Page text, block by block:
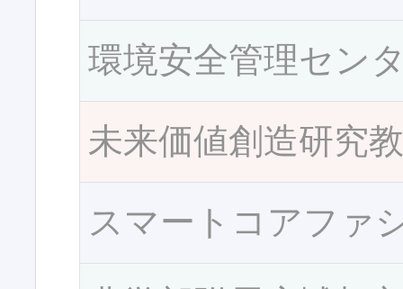
環境安全管理セン
未来価値創造研究
スマートコアファ